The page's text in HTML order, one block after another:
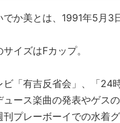
でか美とは、1991年5月3
イズはFカップ。
ビ「有吉反省会」、「24
ュース楽曲の発表やゲス
刊プレーボーイでの水着